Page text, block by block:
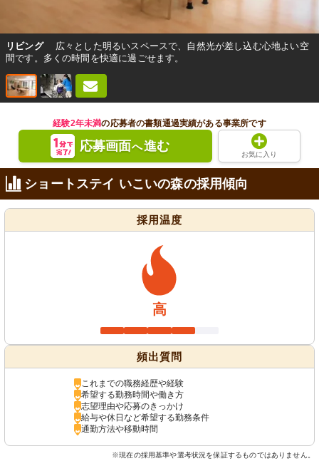
リビング
広々とした明るいスペースで、自然光が差し込む心地よい空
間です。多くの時間を快適に過ごせます。
経験2年未満の応募者の書類通過実績がある事業所です
応募画面へ進む
お気に入り
ショートステイ いこいの森の採用傾向
採用温度
高
頻出質問
これまでの職務経歴や経験
希望する勤務時間や働き方
志望理由や応募のきっかけ
給与や休日など希望する勤務条件
通勤方法や移動時間
※現在の採用基準や選考状況を保証するものではありません。